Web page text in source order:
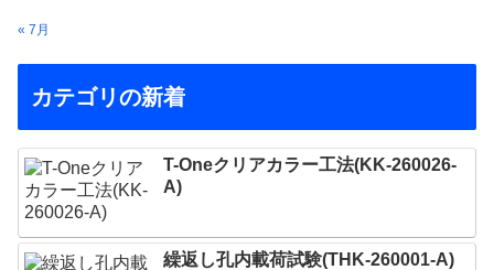
« 7月
カテゴリの新着
T-Oneクリアカラー工法(KK-260026-
A)
繰返し孔内載荷試験(THK-260001-A)